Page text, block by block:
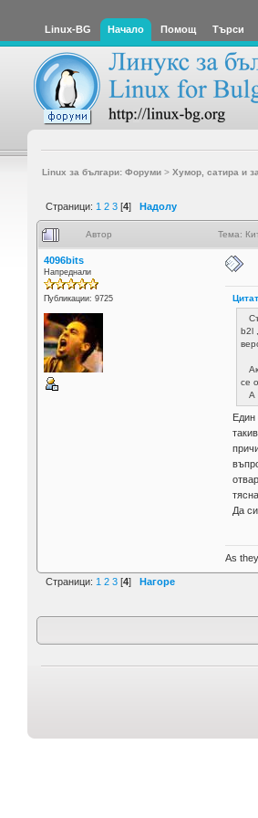
Linux-BG Начало Помощ Търси
Linux за българи: Форуми> Хумор, сатира и
Страници: 1 2 3 [4] Надолу
Автор Тема:
4096bits
Напреднали
Публикации: 9725
b2l
се
А
Един
Да
As
Страници: 1 2 3 [4] Нагоре